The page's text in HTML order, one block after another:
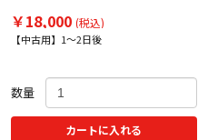
￥18,000 (税込)
【中古用】1～2日後
数量
カートに入れる